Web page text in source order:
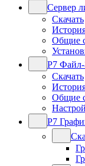
Сервер
Скачать
Общие
Р7 Файл-
Скачать
Общие
Р7